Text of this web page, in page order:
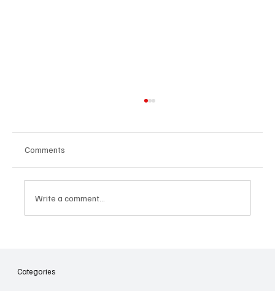
նվիրում որոշում
Comments
Write a comment...
Categories